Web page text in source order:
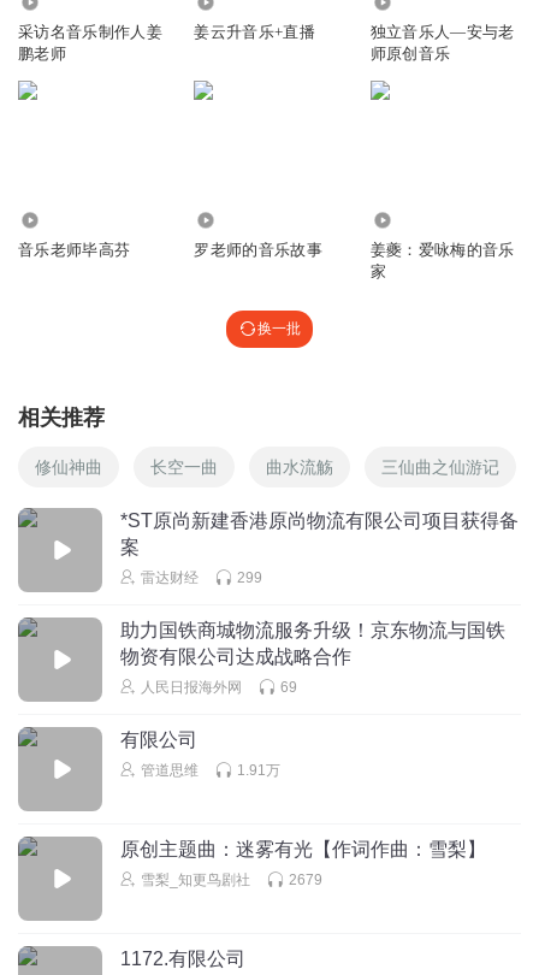
采访名音乐制作人姜
鹏老师
姜云升音乐+直播
独立音乐人—安与老
师原创音乐
音乐老师毕高芬 罗老师的音乐故事
姜夔：爱咏梅的音乐
家
换一批
相关推荐
修仙神曲 长空一曲 曲水流觞 三仙曲之仙游记
*ST原尚新建香港原尚物流有限公司项目获得备
案
雷达财经 299
助力国铁商城物流服务升级！京东物流与国铁
物资有限公司达成战略合作
人民日报海外网 69
有限公司
管道思维 1.91万
原创主题曲：迷雾有光【作词作曲：雪梨】
雪梨_知更鸟剧社 2679
1172.有限公司